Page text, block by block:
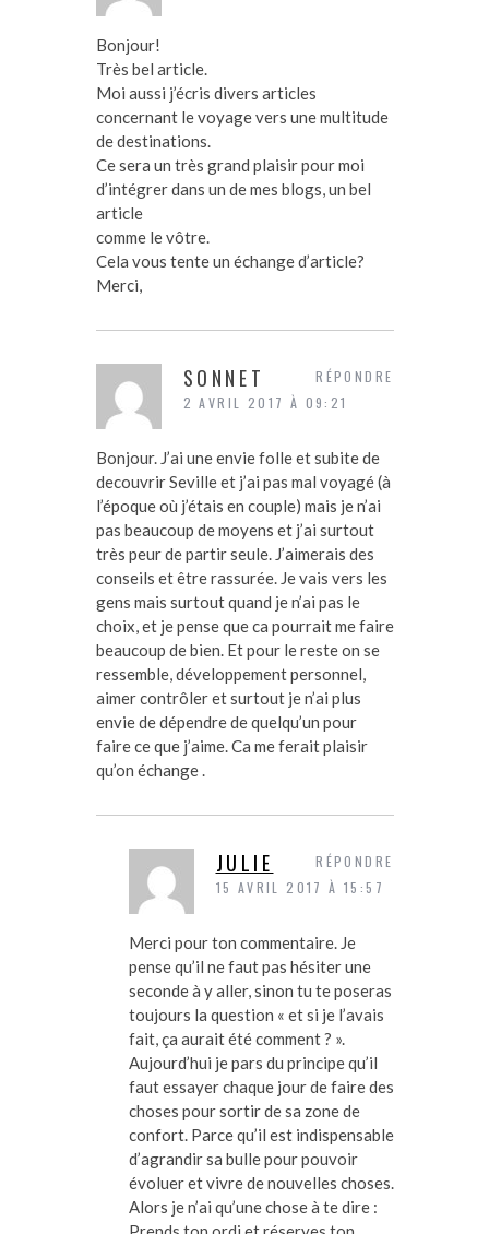
Bonjour!
Très bel article.
Moi aussi j’écris divers articles
concernant le voyage vers une multitude
de destinations.
Ce sera un très grand plaisir pour moi
d’intégrer dans un de mes blogs, un bel
article
comme le vôtre.
Cela vous tente un échange d’article?
Merci,
SONNET
2 AVRIL 2017 À 09:21
Bonjour. J’ai une envie folle et subite de
decouvrir Seville et j’ai pas mal voyagé (à
l’époque où j’étais en couple) mais je n’ai
pas beaucoup de moyens et j’ai surtout
très peur de partir seule. J’aimerais des
conseils et être rassurée. Je vais vers les
gens mais surtout quand je n’ai pas le
choix, et je pense que ca pourrait me faire
beaucoup de bien. Et pour le reste on se
ressemble, développement personnel,
aimer contrôler et surtout je n’ai plus
envie de dépendre de quelqu’un pour
faire ce que j’aime. Ca me ferait plaisir
qu’on échange .
RÉPONDRE
JULIE
15 AVRIL 2017 À 15:57
Merci pour ton commentaire. Je
pense qu’il ne faut pas hésiter une
seconde à y aller, sinon tu te poseras
toujours la question « et si je l’avais
fait, ça aurait été comment ? ».
Aujourd’hui je pars du principe qu’il
faut essayer chaque jour de faire des
choses pour sortir de sa zone de
confort. Parce qu’il est indispensable
d’agrandir sa bulle pour pouvoir
évoluer et vivre de nouvelles choses.
Alors je n’ai qu’une chose à te dire :
RÉPONDRE